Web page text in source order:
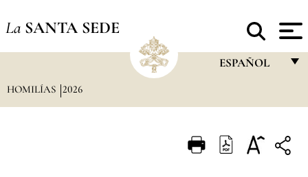
La SANTA SEDE
ESPAÑOL
ITALIANO
HOMILÍAS 2026